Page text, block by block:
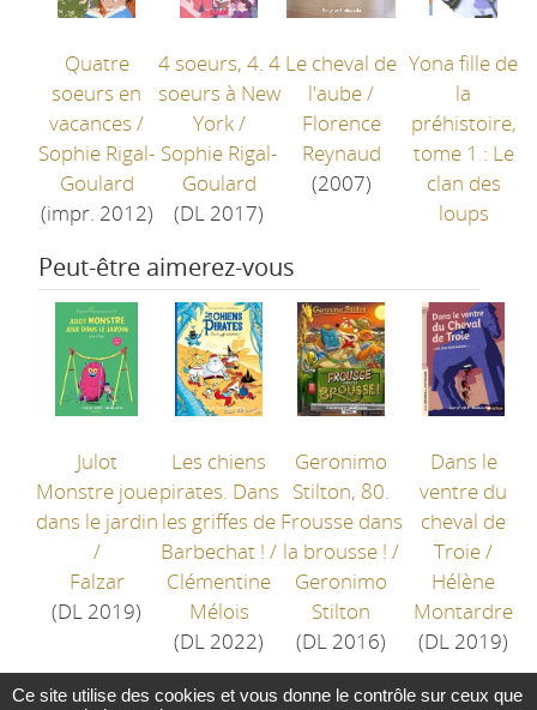
Quatre
soeurs en
vacances /
Sophie Rigal-
Goulard
(impr. 2012)
4 soeurs, 4. 4
soeurs à New
York/
Sophie Rigal-
Goulard
(DL 2017)
Le cheval de
l'aube/
Florence
Reynaud
(2007)
Yona fille de
la
préhistoire,
tome 1 : Le
clan des
loups
Peut-être aimerez-vous
Julot
Monstre joue
dans le jardin
/
Falzar
(DL 2019)
Les chiens
pirates. Dans
les griffes de
Barbechat ! /
Clémentine
Mélois
(DL 2022)
Geronimo
Stilton, 80.
Frousse dans
la brousse ! /
Geronimo
Stilton
(DL 2016)
Dans le
ventre du
cheval de
Troie/
Hélène
Montardre
(DL 2019)
Ce site utilise des cookies et vous donne le contrôle sur ceux que